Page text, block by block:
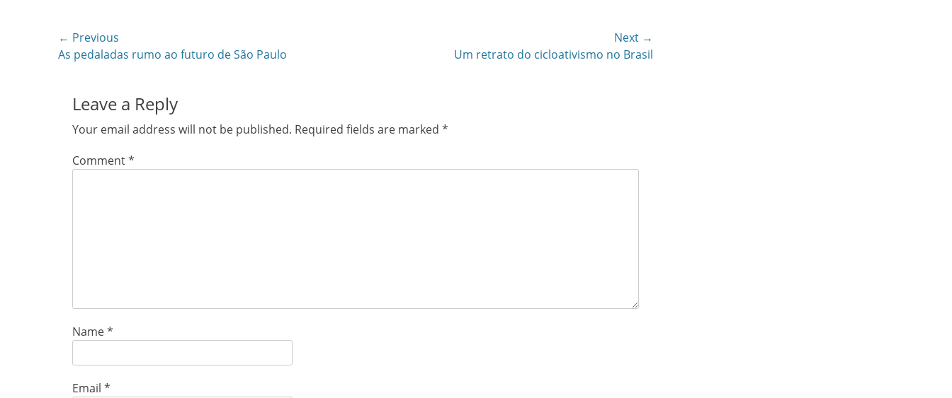
Post
navigation
← Previous
Previous
As pedaladas rumo ao futuro de São Paulo
Next →
Um retrato do cicloativismo no Brasil
Leave a Reply
Your email address will not be published. Required fields are marked *
Comment*
Name*
Email *